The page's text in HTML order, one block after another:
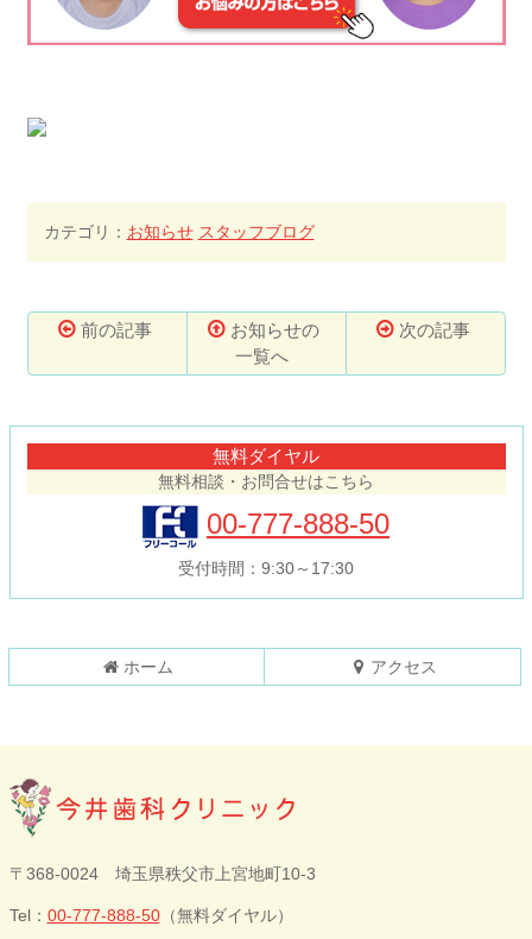
カテゴリ： お知らせ スタッフブログ
前の記事
お知らせの
一覧へ
次の記事
る
無料ダイヤル
無料相談・お問合せはこちら
00-777-888-50
受付時間：9:30～17:30
ホーム アクセス
今井歯科クリニ
ック
〒368-0024 埼玉県秩父市上宮地町10-3
Tel： 00-777-888-50（無料ダイヤル）